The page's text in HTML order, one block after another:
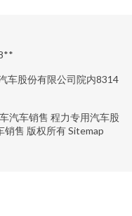
车股份有限公司院内8314
汽车销售 程力专用汽车股
销售 版权所有Sitemap